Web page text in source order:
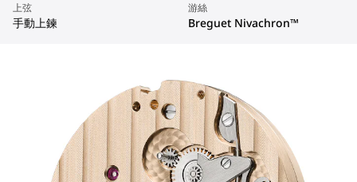
上弦
手動上鍊
游絲
Breguet Nivachron™